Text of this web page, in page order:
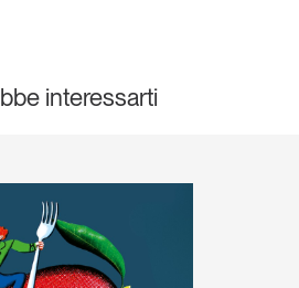
interessarti